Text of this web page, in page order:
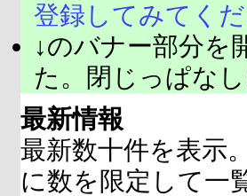
登録してみてく
↓のバナー部分を
た。閉じっぱな
最新情報
最新数十件を表示
に数を限定して一